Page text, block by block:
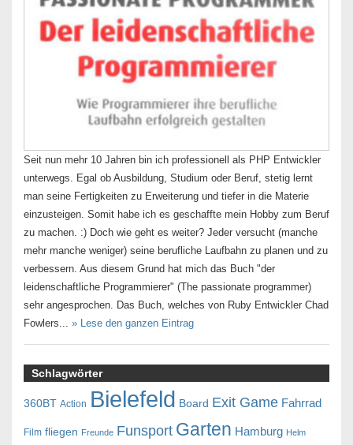
Seit nun mehr 10 Jahren bin ich professionell als PHP Entwickler
unterwegs. Egal ob Ausbildung, Studium oder Beruf, stetig lernt
man seine Fertigkeiten zu Erweiterung und tiefer in die Materie
einzusteigen. Somit habe ich es geschaffte mein Hobby zum Beruf
zu machen. :) Doch wie geht es weiter? Jeder versucht (manche
mehr manche weniger) seine berufliche Laufbahn zu planen und zu
verbessern. Aus diesem Grund hat mich das Buch "der
leidenschaftliche Programmierer" (The passionate programmer)
sehr angesprochen. Das Buch, welches von Ruby Entwickler Chad
Fowlers... » Lese den ganzen Eintrag
Schlagwörter
360BT Action Bielefeld Board Exit Game Fahrrad
Film fliegen Freunde Funsport Garten Hamburg Helm